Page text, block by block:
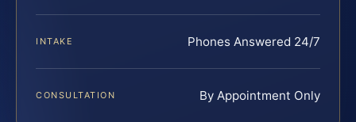
INTAKE Phones Answered 24/7
CONSULTATION By Appointment Only